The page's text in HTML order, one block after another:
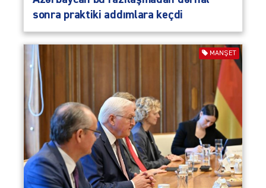
sonra praktiki addımlara keçdi
MANŞET